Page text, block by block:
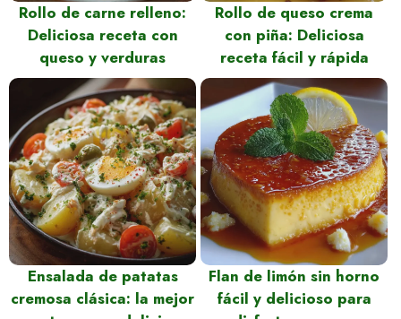
Rollo de carne relleno:
Deliciosa receta con
queso y verduras
Rollo de queso crema
con piña: Deliciosa
receta fácil y rápida
Ensalada de patatas
cremosa clásica: la mejor
Flan de limón sin horno
fácil y delicioso para